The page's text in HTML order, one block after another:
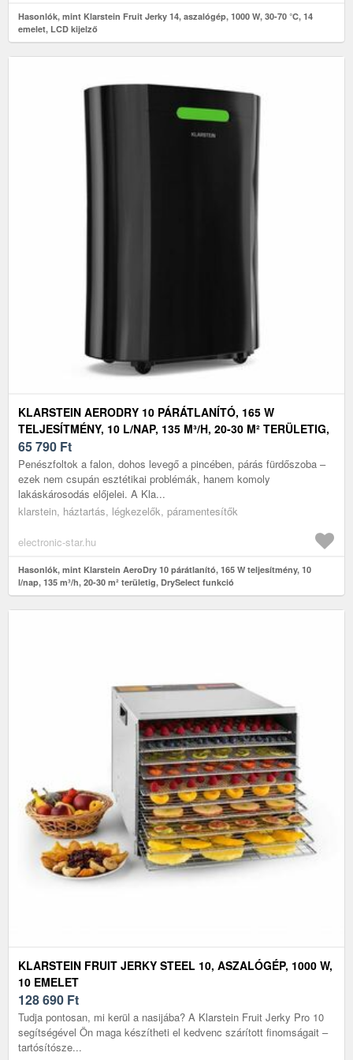
Hasonlók, mint Klarstein Fruit Jerky 14, aszalógép, 1000 W, 30-70 °C, 14
emelet, LCD kijelző
KLARSTEIN AERODRY 10 PÁRÁTLANÍTÓ, 165 W
TELJESÍTMÉNY, 10 L/NAP, 135 M³/H, 20-30 M² TERÜLETIG,
DRYSELECT FUNKCIÓ
65 790 Ft
Penészfoltok a falon, dohos levegő a pincében, párás fürdőszoba –
ezek nem csupán esztétikai problémák, hanem komoly
lakáskárosodás előjelei. A Kla...
klarstein, háztartás, légkezelők, páramentesítők
electronic-star.hu
Hasonlók, mint Klarstein AeroDry 10 párátlanító, 165 W teljesítmény, 10
l/nap, 135 m³/h, 20-30 m² területig, DrySelect funkció
KLARSTEIN FRUIT JERKY STEEL 10, ASZALÓGÉP, 1000 W,
10 EMELET
128 690 Ft
Tudja pontosan, mi kerül a nasijába? A Klarstein Fruit Jerky Pro 10
segítségével Ön maga készítheti el kedvenc szárított finomságait –
tartósítósze...